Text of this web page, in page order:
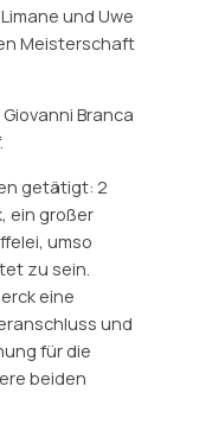
und Uwe
Meisterschaft
Branca
getätigt: 2
ein großer
umso
zu sein.
eine
und
für die
beiden